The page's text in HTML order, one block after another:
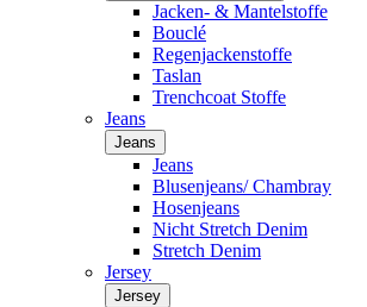
Jacken- & Mantelstoffe
Bouclé
Regenjackenstoffe
Taslan
Trenchcoat Stoffe
Jeans
Jeans
Jeans
Blusenjeans/ Chambray
Hosenjeans
Nicht Stretch Denim
Stretch Denim
Jersey
Jersey